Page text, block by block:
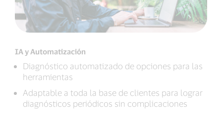
IA y Automatización
Diagnóstico automatizado de opciones para las
herramientas
Adaptable a toda la base de clientes para lograr
diagnósticos periódicos sin complicaciones